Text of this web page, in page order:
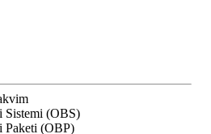
Sistemi (OBS)
Paketi (OBP)